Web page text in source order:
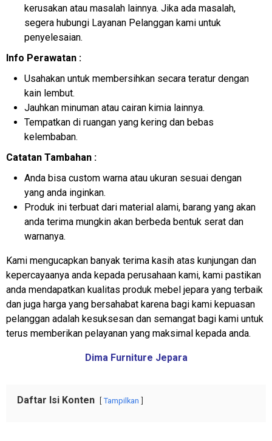
kerusakan atau masalah lainnya. Jika ada masalah,
segera hubungi Layanan Pelanggan kami untuk
penyelesaian.
Info Perawatan :
Usahakan untuk membersihkan secara teratur dengan
kain lembut.
Jauhkan minuman atau cairan kimia lainnya.
Tempatkan di ruangan yang kering dan bebas
kelembaban.
Catatan Tambahan :
Anda bisa custom warna atau ukuran sesuai dengan
yang anda inginkan.
Produk ini terbuat dari material alami, barang yang akan
anda terima mungkin akan berbeda bentuk serat dan
warnanya.
Kami mengucapkan banyak terima kasih atas kunjungan dan
kepercayaanya anda kepada perusahaan kami, kami pastikan
anda mendapatkan kualitas produk mebel jepara yang terbaik
dan juga harga yang bersahabat karena bagi kami kepuasan
pelanggan adalah kesuksesan dan semangat bagi kami untuk
terus memberikan pelayanan yang maksimal kepada anda.
Dima Furniture Jepara
Daftar Isi Konten Tampilkan